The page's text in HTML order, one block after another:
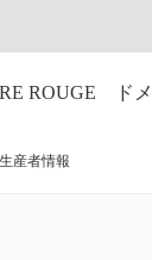
ROUGE ド
産者情報